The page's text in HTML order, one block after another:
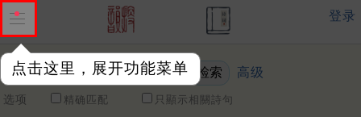
点击这里，展开功能菜单
登录
关键词 高级
选项 精确匹配 只顯示相關詩句